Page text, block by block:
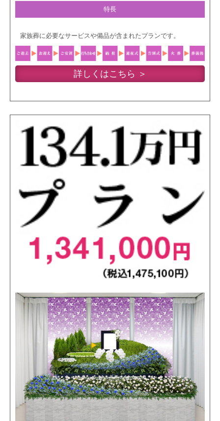
特長
家族葬に必要なサービスや備品が含まれたプランです。
詳しくはこちら ＞